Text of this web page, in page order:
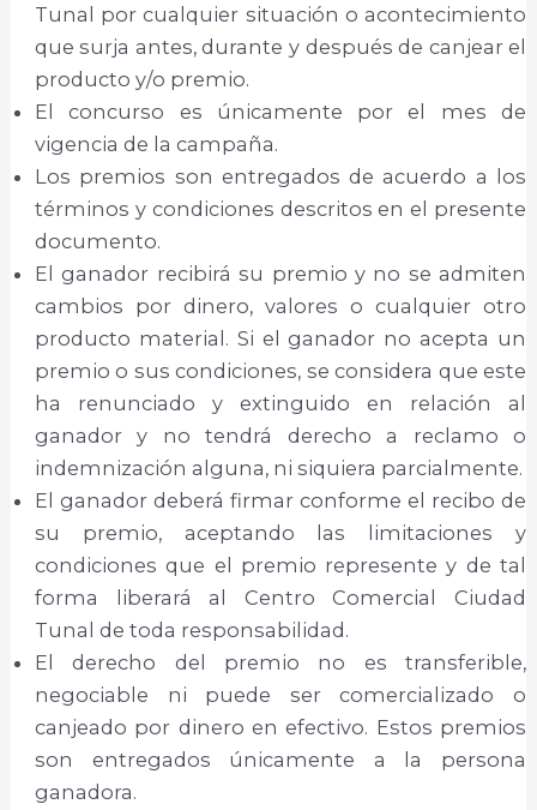
Tunal por cualquier situación o acontecimiento
que surja antes, durante y después de canjear el
producto y/o premio.
El concurso es únicamente por el mes de
vigencia de la campaña.
Los premios son entregados de acuerdo a los
términos y condiciones descritos en el presente
documento.
El ganador recibirá su premio y no se admiten
cambios por dinero, valores o cualquier otro
producto material. Si el ganador no acepta un
premio o sus condiciones, se considera que este
ha renunciado y extinguido en relación al
ganador y no tendrá derecho a reclamo o
indemnización alguna, ni siquiera parcialmente.
El ganador deberá firmar conforme el recibo de
su premio, aceptando las limitaciones y
condiciones que el premio represente y de tal
forma liberará al Centro Comercial Ciudad
Tunal de toda responsabilidad.
El derecho del premio no es transferible,
negociable ni puede ser comercializado o
canjeado por dinero en efectivo. Estos premios
son entregados únicamente a la persona
ganadora.